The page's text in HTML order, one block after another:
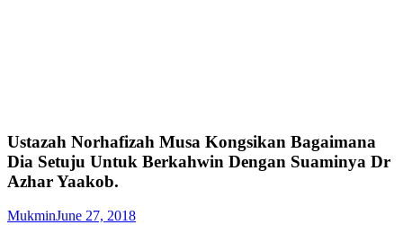
Ustazah Norhafizah Musa Kongsikan Bagaimana
Dia Setuju Untuk Berkahwin Dengan Suaminya Dr
Azhar Yaakob.
MukminJune 27, 2018